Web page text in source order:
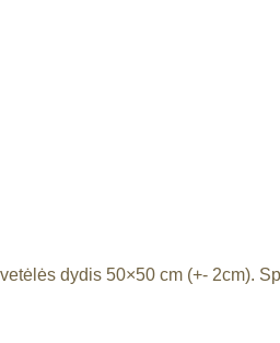
dydis 50×50 cm (+- 2cm).